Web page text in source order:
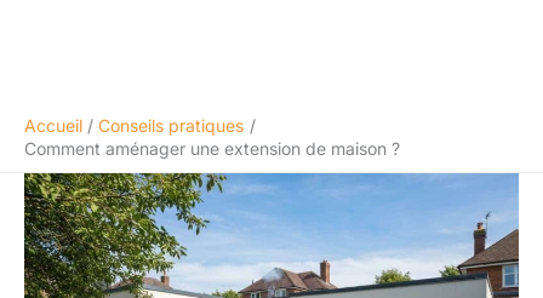
Accueil
Conseils pratiques
Comment aménager une extension de maison ?